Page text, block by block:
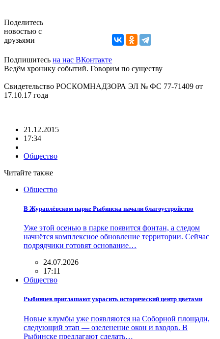
Поделитесь
новостью с
друзьями
Подпишитесь на нас ВКонтакте
Ведём хронику событий. Говорим по существу
Свидетельство РОСКОМНАДЗОРА ЭЛ № ФС 77-71409 от
17.10.17 года
21.12.2015
17:34
Общество
Читайте также
Общество
В Журавлёвском парке Рыбинска начали благоустройство
Уже этой осенью в парке появится фонтан, а следом
начнётся комплексное обновление территории. Сейчас
подрядчики готовят основание…
24.07.2026
17:11
Общество
Рыбинцев приглашают украсить исторический центр цветами
Новые клумбы уже появляются на Соборной площади,
следующий этап — озеленение окон и входов. В
Рыбинске предлагают сделать…